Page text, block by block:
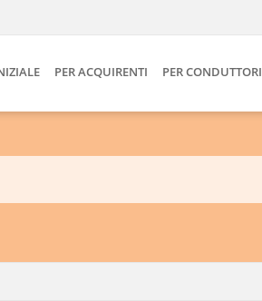
PER ACQUIRENTI PER CONDUTTORI